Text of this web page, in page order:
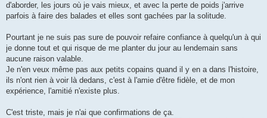
d'aborder, les jours où je vais mieux, et avec la perte de poids j'arrive
parfois à faire des balades et elles sont gachées par la solitude.
Pourtant je ne suis pas sure de pouvoir refaire confiance à quelqu'un à qui
je donne tout et qui risque de me planter du jour au lendemain sans
aucune raison valable.
Je n'en veux même pas aux petits copains quand il y en a dans l'histoire,
ils n'ont rien à voir là dedans, c'est à l'amie d'être fidèle, et de mon
expérience, l'amitié n'existe plus.
C'est triste, mais je n'ai que confirmations de ça.